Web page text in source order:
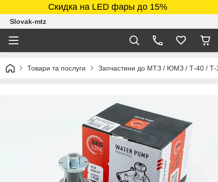
Скидка на LED фары до 15%
Slovak-mtz
Товари та послуги Запчастини до МТЗ / ЮМЗ / Т-40 /